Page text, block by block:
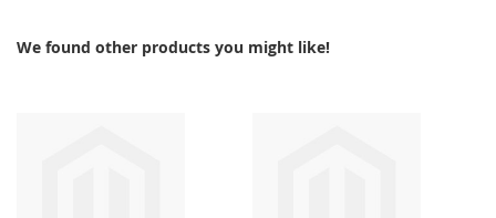
We found other products you might like!